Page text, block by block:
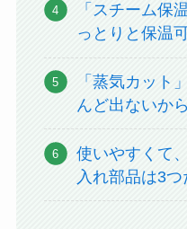
「スチーム保
っとりと保温
「蒸気カット
んど出ないか
使いやすくて
入れ部品は3つ